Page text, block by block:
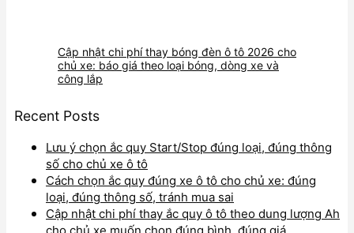
Cập nhật chi phí thay bóng đèn ô tô 2026 cho
chủ xe: báo giá theo loại bóng, dòng xe và
công lắp
Recent Posts
Lưu ý chọn ắc quy Start/Stop đúng loại, đúng thông
số cho chủ xe ô tô
Cách chọn ắc quy đúng xe ô tô cho chủ xe: đúng
loại, đúng thông số, tránh mua sai
Cập nhật chi phí thay ắc quy ô tô theo dung lượng Ah
cho chủ xe muốn chọn đúng bình, đúng giá